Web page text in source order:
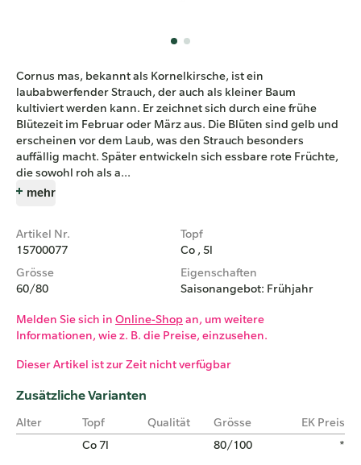
Cornus mas, bekannt als Kornelkirsche, ist ein
laubabwerfender Strauch, der auch als kleiner Baum
kultiviert werden kann. Er zeichnet sich durch eine frühe
Blütezeit im Februar oder März aus. Die Blüten sind gelb und
erscheinen vor dem Laub, was den Strauch besonders
auffällig macht. Später entwickeln sich essbare rote Früchte,
die sowohl roh als a...
mehr
Artikel Nr.
15700077
Topf
Co , 5l
Grösse
60/80
Eigenschaften
Saisonangebot: Frühjahr
Melden Sie sich in Online-Shopan, um weitere
Informationen, wie z. B. die Preise, einzusehen.
Dieser Artikel ist zur Zeit nicht verfügbar
Zusätzliche Varianten
Alter Topf Qualität Grösse
EK Preis
Co 7l
80/100 *